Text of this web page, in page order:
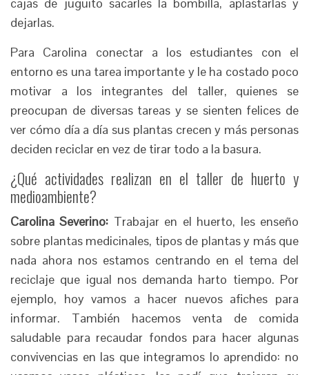
dejarlas.
Para Carolina conectar a los estudiantes con el
entorno es una tarea importante y le ha costado poco
motivar a los integrantes del taller, quienes se
preocupan de diversas tareas y se sienten felices de
ver cómo día a día sus plantas crecen y más personas
deciden reciclar en vez de tirar todo a la basura.
¿Qué actividades realizan en el taller de huerto y
medioambiente?
Carolina Severino: Trabajar en el huerto, les enseño
sobre plantas medicinales, tipos de plantas y más que
nada ahora nos estamos centrando en el tema del
reciclaje que igual nos demanda harto tiempo. Por
ejemplo, hoy vamos a hacer nuevos afiches para
informar. También hacemos venta de comida
saludable para recaudar fondos para hacer algunas
convivencias en las que integramos lo aprendido: no